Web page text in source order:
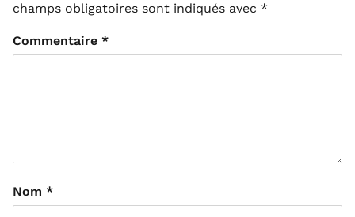
champs obligatoires sont indiqués avec *
Commentaire *
Nom *